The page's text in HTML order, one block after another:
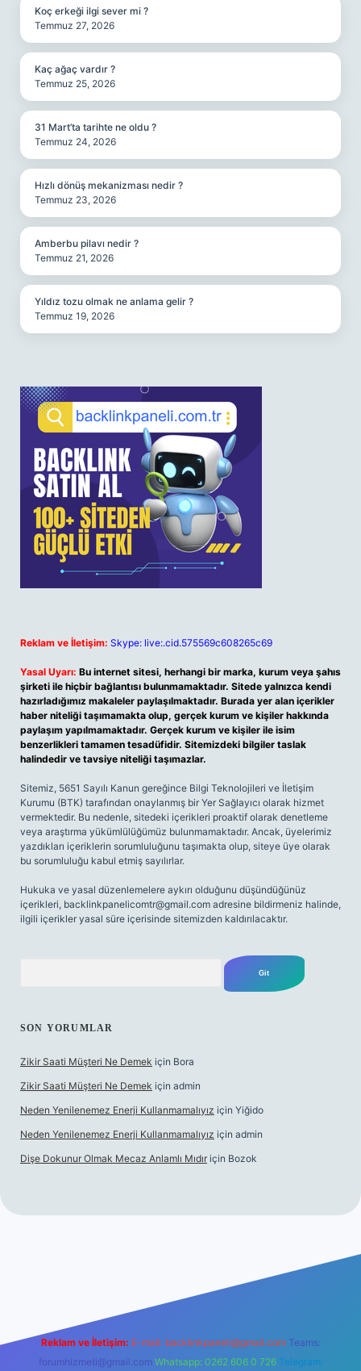
Koç erkeği ilgi sever mi ?
Temmuz 27, 2026
Kaç ağaç vardır ?
Temmuz 25, 2026
31 Mart’ta tarihte ne oldu ?
Temmuz 24, 2026
Hızlı dönüş mekanizması nedir ?
Temmuz 23, 2026
Amberbu pilavı nedir ?
Temmuz 21, 2026
Yıldız tozu olmak ne anlama gelir ?
Temmuz 19, 2026
Reklam ve İletişim: Skype: live:.cid.575569c608265c69
Yasal Uyarı: Bu internet sitesi, herhangi bir marka, kurum veya şahıs
şirketi ile hiçbir bağlantısı bulunmamaktadır. Sitede yalnızca kendi
hazırladığımız makaleler paylaşılmaktadır. Burada yer alan içerikler
haber niteliği taşımamakta olup, gerçek kurum ve kişiler hakkında
paylaşım yapılmamaktadır. Gerçek kurum ve kişiler ile isim
benzerlikleri tamamen tesadüfidir. Sitemizdeki bilgiler taslak
halindedir ve tavsiye niteliği taşımazlar.
Sitemiz, 5651 Sayılı Kanun gereğince Bilgi Teknolojileri ve İletişim
Kurumu (BTK) tarafından onaylanmış bir Yer Sağlayıcı olarak hizmet
vermektedir. Bu nedenle, sitedeki içerikleri proaktif olarak denetleme
veya araştırma yükümlülüğümüz bulunmamaktadır. Ancak, üyelerimiz
yazdıkları içeriklerin sorumluluğunu taşımakta olup, siteye üye olarak
bu sorumluluğu kabul etmiş sayılırlar.
Hukuka ve yasal düzenlemelere aykırı olduğunu düşündüğünüz
içerikleri, backlinkpanelicomtr@gmail.com adresine bildirmeniz halinde,
ilgili içerikler yasal süre içerisinde sitemizden kaldırılacaktır.
SON YORUMLAR
Zikir Saati Müşteri Ne Demek için Bora
Zikir Saati Müşteri Ne Demek için admin
Neden Yenilenemez Enerji Kullanmamalıyız için Yiğido
Neden Yenilenemez Enerji Kullanmamalıyız için admin
Dişe Dokunur Olmak Mecaz Anlamlı Mıdır için Bozok
Reklam ve İletişim: E-mail: backlinkpaneli@gmail.com Teams:
forumhizmeti@gmail.com Whatsapp: 0262 606 0 726 Telegram: